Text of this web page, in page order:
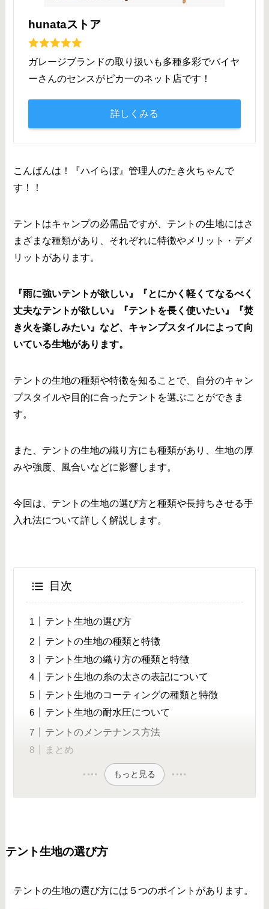
hunataストア
ガレージブランドの取り扱いも多種多彩でバイヤ
ーさんのセンスがピカ一のネット店です！
詳しくみる
こんばんは！『ハイらぼ』管理人のたき火ちゃんで
す！！
テントはキャンプの必需品ですが、テントの生地にはさ
まざまな種類があり、それぞれに特徴やメリット・デメ
リットがあります。
『雨に強いテントが欲しい』『とにかく軽くてなるべく
丈夫なテントが欲しい』『テントを長く使いたい』『焚
き火を楽しみたい』など、キャンプスタイルによって向
いている生地があります。
テントの生地の種類や特徴を知ることで、自分のキャン
プスタイルや目的に合ったテントを選ぶことができま
す。
また、テントの生地の織り方にも種類があり、生地の厚
みや強度、風合いなどに影響します。
今回は、テントの生地の選び方と種類や長持ちさせる手
入れ法について詳しく解説します。
目次
テント生地の選び方
テントの生地の種類と特徴
テント生地の織り方の種類と特徴
テント生地の糸の太さの表記について
テント生地のコーティングの種類と特徴
テント生地の耐水圧について
テントのメンテナンス方法
まとめ
もっと見る
テント生地の選び方
テントの生地の選び方には５つのポイントがあります。